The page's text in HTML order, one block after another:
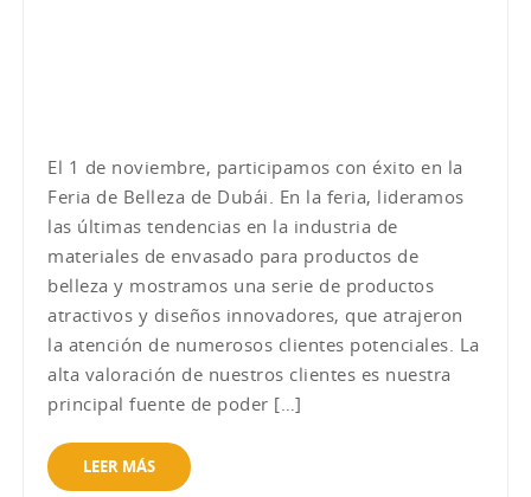
El 1 de noviembre, participamos con éxito en la
Feria de Belleza de Dubái. En la feria, lideramos
las últimas tendencias en la industria de
materiales de envasado para productos de
belleza y mostramos una serie de productos
atractivos y diseños innovadores, que atrajeron
la atención de numerosos clientes potenciales. La
alta valoración de nuestros clientes es nuestra
principal fuente de poder […]
LEER MÁS